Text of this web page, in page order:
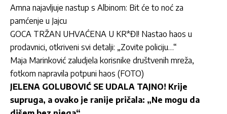
Amna najavljuje nastup s Albinom: Bit će to noć za
pamćenje u Jajcu
GOCA TRŽAN UHVAĆENA U KR*ĐI! Nastao haos u
prodavnici, otkriveni svi detalji: „Zovite policiju…“
Maja Marinković zaludjela korisnike društvenih mreža,
fotkom napravila potpuni haos (FOTO)
JELENA GOLUBOVIĆ SE UDALA TAJNO! Krije
supruga, a ovako je ranije pričala: „Ne mogu da